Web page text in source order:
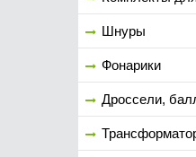
Шнуры
Фонарики
Дроссели,